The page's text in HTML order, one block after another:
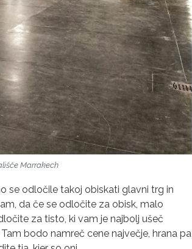
Marrakech
se odločile takoj obiskati glavni trg in
da če se odločite za obisk, malo
za tisto, ki vam je najbolj ušeč
bodo namreč cene največje, hrana pa